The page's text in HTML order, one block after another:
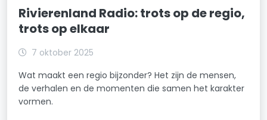
Rivierenland Radio: trots op de regio,
trots op elkaar
7 oktober 2025
Wat maakt een regio bijzonder? Het zijn de mensen,
de verhalen en de momenten die samen het karakter
vormen.